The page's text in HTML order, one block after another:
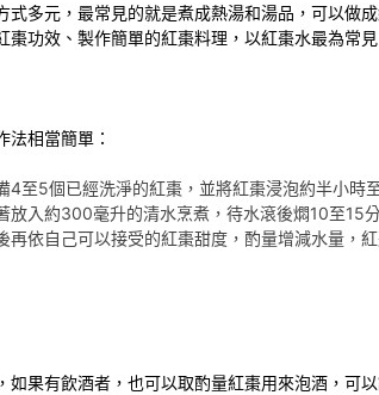
式多元，最常見的就是煮成熱湯和湯品，可以做
棗功效、製作簡單的紅棗料理，以紅棗水最為常
法相當簡單：
4至5個已經洗淨的紅棗，並將紅棗浸泡約半小時
放入約300毫升的清水烹煮，待水滾後燜10至15
再依自己可以接受的紅棗甜度，酌量增減水量，
如果有飲酒者，也可以取酌量紅棗用來泡酒，可